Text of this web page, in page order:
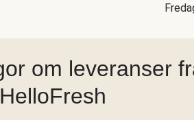
om leveranser
HelloFresh